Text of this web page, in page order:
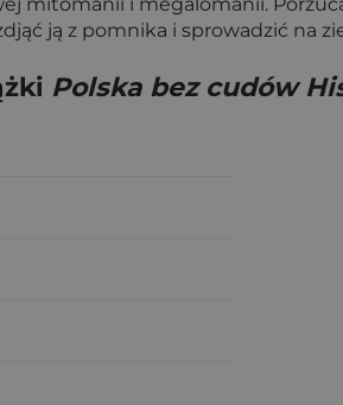
ją z pomnika i sprowadzić na
Polska bez cudów